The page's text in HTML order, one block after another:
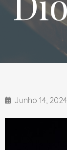
Junho 14, 2024